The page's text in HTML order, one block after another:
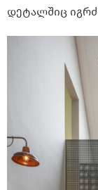
დეტალშიც